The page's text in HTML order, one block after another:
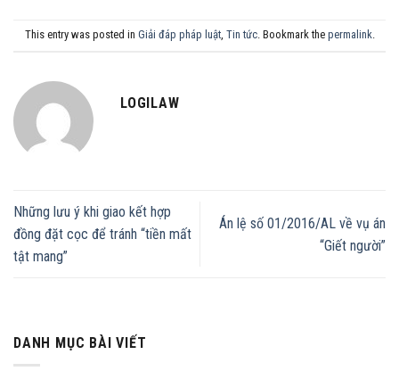
This entry was posted in Giải đáp pháp luật, Tin tức. Bookmark the permalink.
LOGILAW
Những lưu ý khi giao kết hợp
đồng đặt cọc để tránh “tiền mất
tật mang”
Án lệ số 01/2016/AL về vụ án
“Giết người”
DANH MỤC BÀI VIẾT